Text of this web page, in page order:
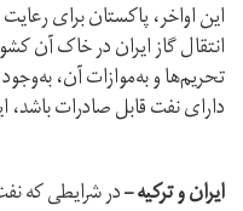
این اواخر، پاکستان برای
انتقال گاز ایران در خاک آن
تحریم‌ها و به‌موازات آن،
دارای نفت قابل صادرات باشد،
ایران و ترکیه –در شرایطی که